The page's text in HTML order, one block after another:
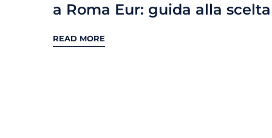
a Roma Eur: guida alla scelta
READ MORE